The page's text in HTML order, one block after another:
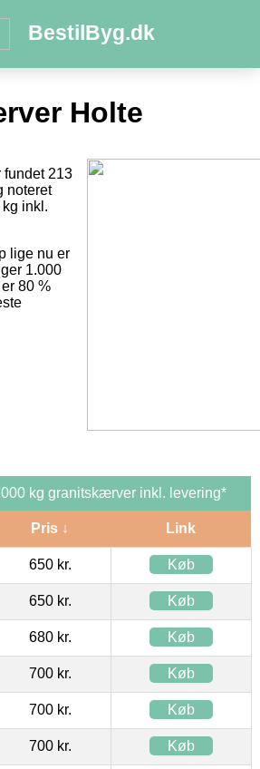
BestilByg.dk
Holte
213
noteret
inkl.
lige nu er
1.000
80 %
kg granitskærver inkl. levering*
Pris ↓ Link
650 kr. Køb
650 kr. Køb
680 kr. Køb
700 kr. Køb
700 kr. Køb
700 kr. Køb